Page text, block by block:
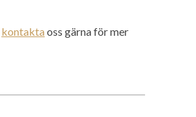
kontakta oss gärna för mer